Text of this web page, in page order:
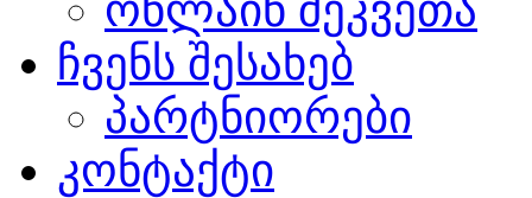
ონლაინ შეკვეთა
ჩვენს შესახებ
პარტნიორები
კონტაქტი